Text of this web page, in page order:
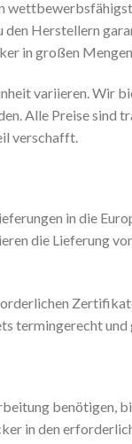
den Herstellern
in großen
variieren. Wir
Alle Preise
verschafft.
in die
die Lieferung
termingerecht
benötigen,
in den